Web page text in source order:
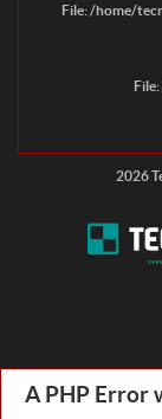
File: /home/
2026
A PHP Error